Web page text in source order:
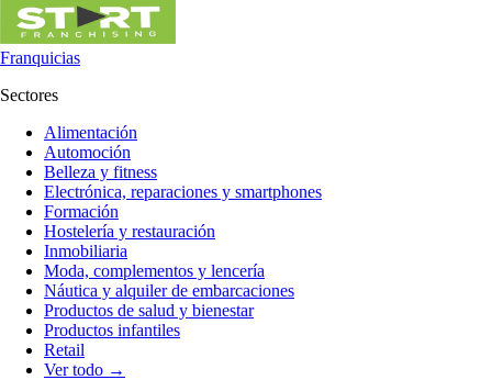
Franquicias
Sectores
Alimentación
Automoción
Belleza y fitness
Electrónica, reparaciones y smartphones
Formación
Hostelería y restauración
Inmobiliaria
Moda, complementos y lencería
Náutica y alquiler de embarcaciones
Productos de salud y bienestar
Productos infantiles
Retail
Ver todo →